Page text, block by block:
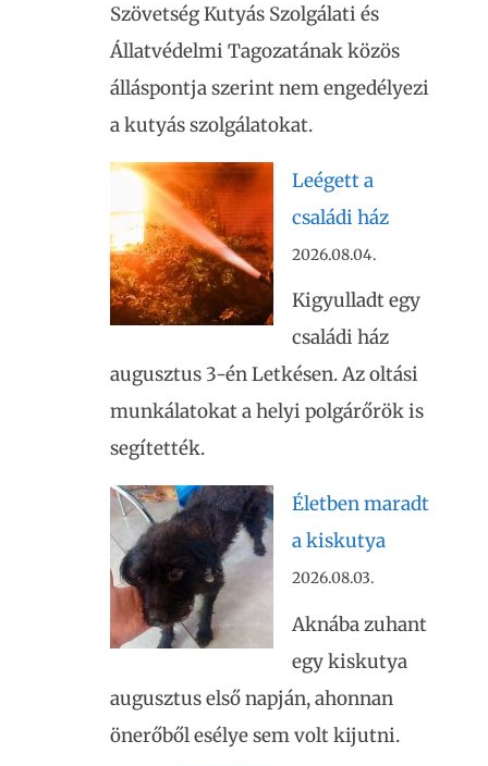
Szövetség Kutyás Szolgálati és
Állatvédelmi Tagozatának közös
álláspontja szerint nem engedélyezi
a kutyás szolgálatokat.
Leégett a
családi ház
2026.08.04.
Kigyulladt egy
családi ház
augusztus 3-én Letkésen. Az oltási
munkálatokat a helyi polgárőrök is
segítették.
Életben maradt
a kiskutya
2026.08.03.
Aknába zuhant
egy kiskutya
augusztus első napján, ahonnan
önerőből esélye sem volt kijutni.